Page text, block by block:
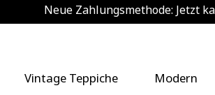
Zusätzlich 5% sparen —
Neue Zahlungsmethode: Jetzt
Vintage Teppiche Modern